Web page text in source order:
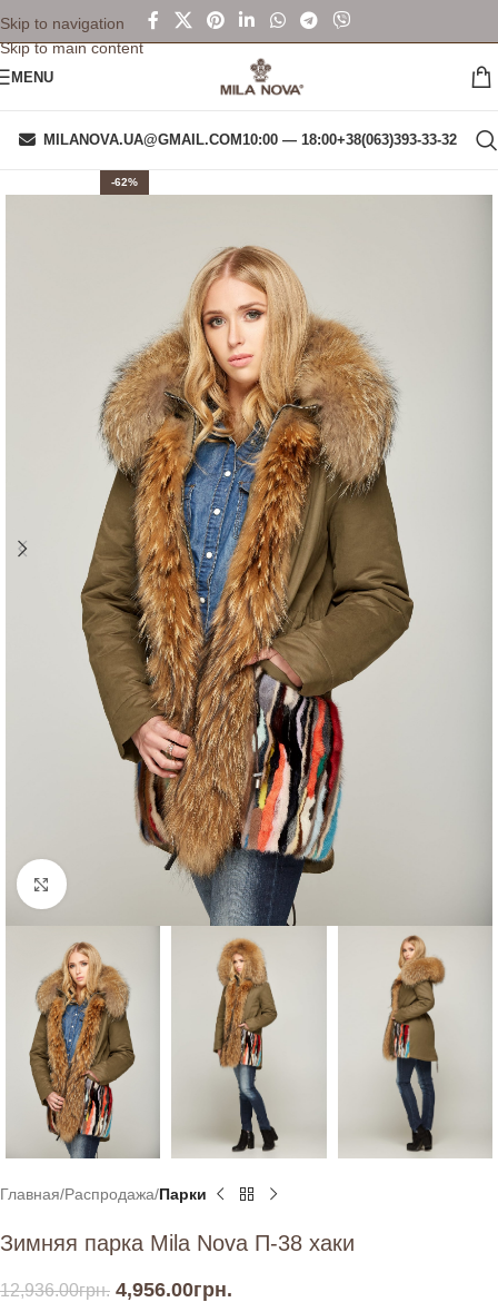
Skip to navigation
Skip to main content
MENU
MILANOVA.UA@GMAIL.COM10:00 — 18:00+38(063)393-33-32
-62%
Click to enlarge
Главная Распродажа Парки
Зимняя парка Mila Nova П-38 хаки
12,936.00грн. 4,956.00грн.